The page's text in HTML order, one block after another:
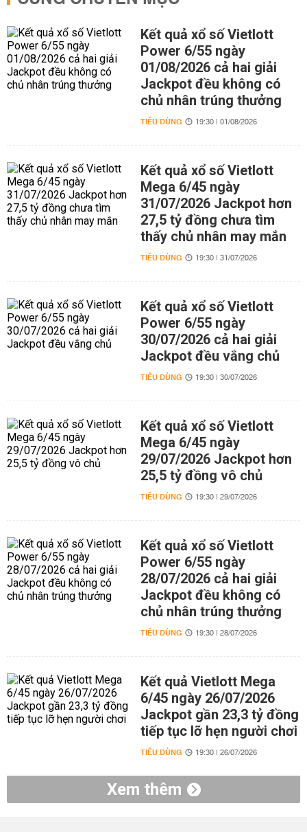
Kết quả xổ số Vietlott
Power 6/55 ngày
01/08/2026 cả hai giải
Jackpot đều không có
chủ nhân trúng thưởng
TIÊU DÙNG 19:30 | 01/08/2026
Kết quả xổ số Vietlott
Mega 6/45 ngày
31/07/2026 Jackpot hơn
27,5 tỷ đồng chưa tìm
thấy chủ nhân may mắn
TIÊU DÙNG 19:30 | 31/07/2026
Kết quả xổ số Vietlott
Power 6/55 ngày
30/07/2026 cả hai giải
Jackpot đều vắng chủ
TIÊU DÙNG 19:30 | 30/07/2026
Kết quả xổ số Vietlott
Mega 6/45 ngày
29/07/2026 Jackpot hơn
25,5 tỷ đồng vô chủ
TIÊU DÙNG 19:30 | 29/07/2026
Kết quả xổ số Vietlott
Power 6/55 ngày
28/07/2026 cả hai giải
Jackpot đều không có
chủ nhân trúng thưởng
TIÊU DÙNG 19:30 | 28/07/2026
Kết quả Vietlott Mega
6/45 ngày 26/07/2026
Jackpot gần 23,3 tỷ đồng
tiếp tục lỡ hẹn người chơi
TIÊU DÙNG 19:30 | 26/07/2026
Xem thêm